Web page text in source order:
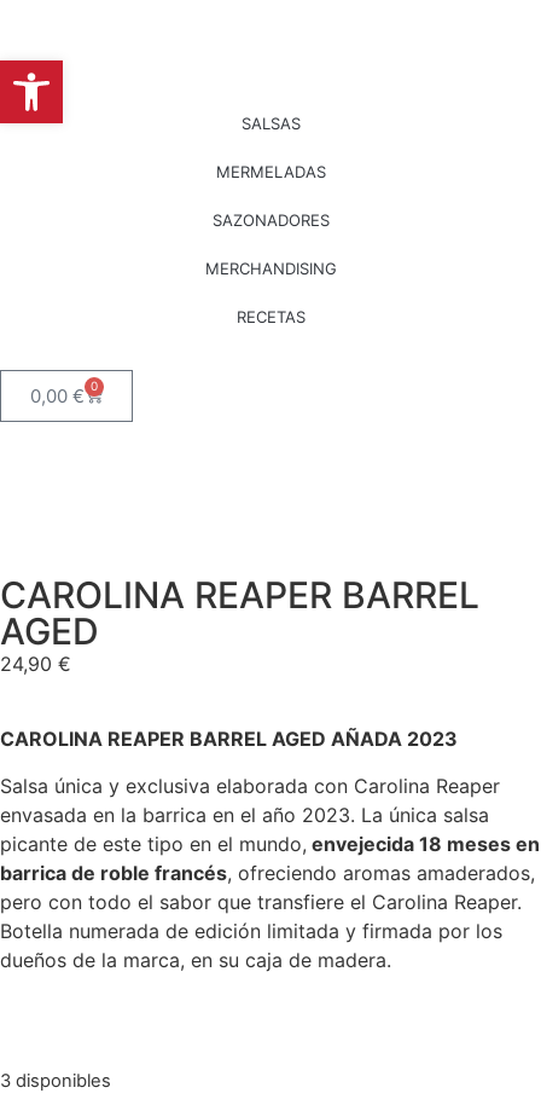
SALSAS
MERMELADAS
SAZONADORES
MERCHANDISING
RECETAS
0,00 € 0
CAROLINA REAPER BARREL
AGED
24,90 €
CAROLINA REAPER BARREL AGED AÑADA 2023
Salsa única y exclusiva elaborada con Carolina Reaper
envasada en la barrica en el año 2023. La única salsa
picante de este tipo en el mundo, envejecida 18 meses en
barrica de roble francés, ofreciendo aromas amaderados,
pero con todo el sabor que transfiere el Carolina Reaper.
Botella numerada de edición limitada y firmada por los
dueños de la marca, en su caja de madera.
3 disponibles
Abrir barra de herramientas